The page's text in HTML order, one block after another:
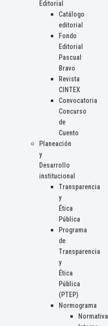
Editorial
Catálogo
editorial
Fondo
Editorial
Pascual
Bravo
Revista
CINTEX
Convocatoria
Concurso
de
Cuento
Planeación
y
Desarrollo
institucional
Transparencia
y
Ética
Pública
Programa
de
Transparencia
y
Ética
Pública
(PTEP)
Normograma
Normativa